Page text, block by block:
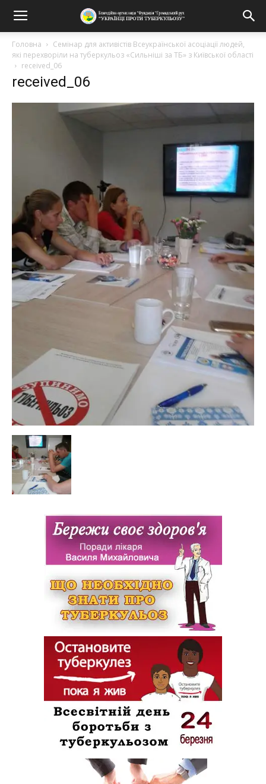
Головна
Семінар для активістів Всеукраїнської асоціації людей,
які перехворіли на туберкульоз «Сильніші за ТБ» з Київської області
received_06
received_06